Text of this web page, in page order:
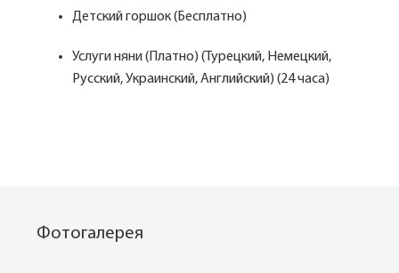
Детский горшок (Бесплатно)
Услуги няни (Платно) (Турецкий, Немецкий,
Русский, Украинский, Английский) (24 часа)
Фотогалерея